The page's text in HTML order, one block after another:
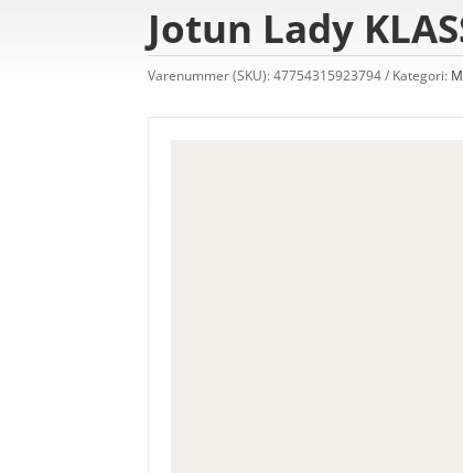
Jotun Lady
Varenummer (SKU):47754315923794 Kategori: